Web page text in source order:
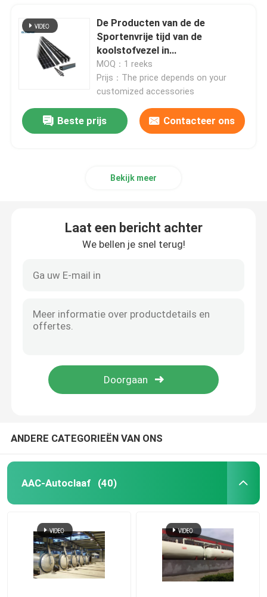
Koolstof Samengestelde Delen
Chemische Drukvaten
De Producten van de de
Sportenvrije tijd van de
koolstofvezel in
Sportenindustrie
MOQ：1 reeks
Prijs：The price depends on your
customized accessories
Beste prijs Contacteer ons
Bekijk meer
Laat een bericht achter
We bellen je snel terug!
ANDERE CATEGORIEËN VAN ONS
AAC-Autoclaaf (40)